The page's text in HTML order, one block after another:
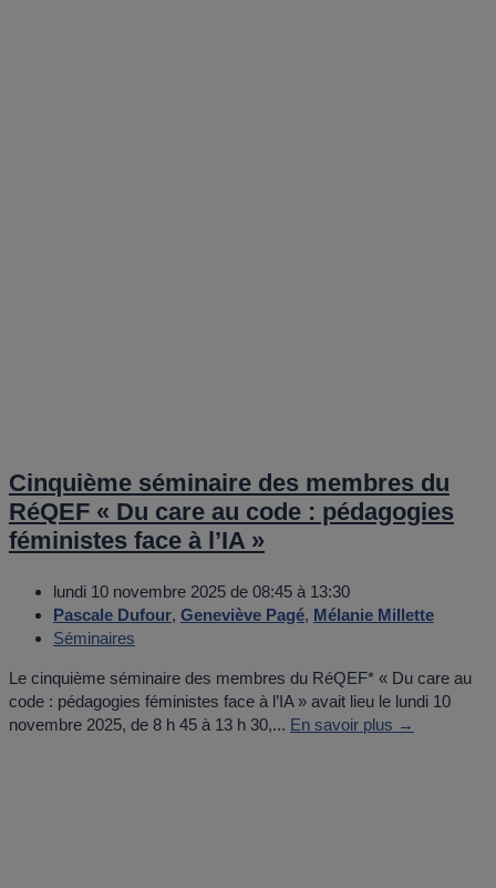
Cinquième séminaire des membres du
RéQEF « Du care au code : pédagogies
féministes face à l’IA »
lundi 10 novembre 2025 de 08:45 à 13:30
Pascale Dufour, Geneviève Pagé, Mélanie Millette
Séminaires
Le cinquième séminaire des membres du RéQEF* « Du care au
code : pédagogies féministes face à l’IA » avait lieu le lundi 10
novembre 2025, de 8 h 45 à 13 h 30,... En savoir plus →